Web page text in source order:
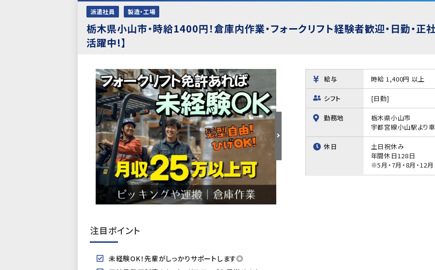
派遣社員 製造・工場
栃木県小山市・時給1400円！倉庫内作業・フォークリフト経験者歓迎・日勤・正
活躍中!】
給与 時給 1,400円 以上
シフト [日勤]
勤務地
栃木県小山市
宇都宮線小山駅より
休日
土日祝休み
年間休日128日
※5月・7月・8月・12
注目ポイント
未経験OK！先輩がしっかりサポートします◎